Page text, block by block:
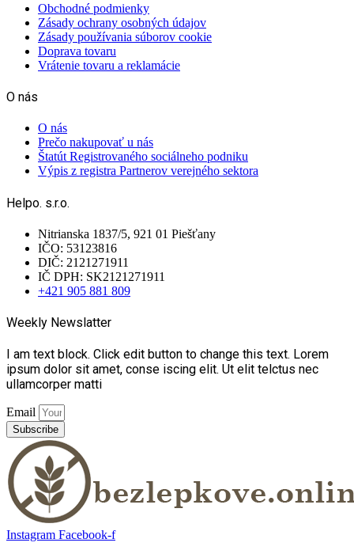
Obchodné podmienky
Zásady ochrany osobných údajov
Zásady používania súborov cookie
Doprava tovaru
Vrátenie tovaru a reklamácie
O nás
O nás
Prečo nakupovať u nás
Štatút Registrovaného sociálneho podniku
Výpis z registra Partnerov verejného sektora
Helpo. s.r.o.
Nitrianska 1837/5, 921 01 Piešťany
IČO: 53123816
DIČ: 2121271911
IČ DPH: SK2121271911
+421 905 881 809
Weekly Newslatter
I am text block. Click edit button to change this text. Lorem
ipsum dolor sit amet, conse iscing elit. Ut elit telctus nec
ullamcorper matti
Email
Subscribe
Instagram Facebook-f